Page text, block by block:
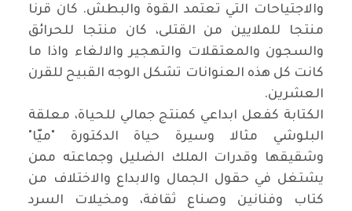
والاجتياحات التي تعتمد القوة والبطش. كان قرنا
منتجا للملايين من القتلى، كان منتجا للحرائق
والسجون والمعتقلات والتهجير والالغاء واذا ما
كانت كل هذه العنوانات تشكل الوجه القبيح للقرن
العشرين.
الكتابة كفعل ابداعي كمنتج جمالي للحياة، معلقة
البلوشي مثالا وسيرة حياة الدكتورة "ميّا"
وشقيقها وقدرات الملك الضليل وجماعته ممن
يشتغل في حقول الجمال والابداع والاختلاف من
كتاب وفنانين وصناع ثقافة، ومخيلات السرد